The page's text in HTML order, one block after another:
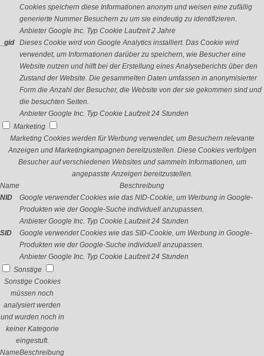
Cookies speichern diese Informationen anonym und weisen eine zufällig
generierte Nummer Besuchern zu um sie eindeutig zu identifizieren.
Anbieter Google Inc. Typ Cookie Laufzeit 2 Jahre
_gid
Dieses Cookie wird von Google Analytics installiert. Das Cookie wird
verwendet, um Informationen darüber zu speichern, wie Besucher eine
Website nutzen und hilft bei der Erstellung eines Analyseberichts über den
Zustand der Website. Die gesammelten Daten umfassen in anonymisierter
Form die Anzahl der Besucher, die Website von der sie gekommen sind und
die besuchten Seiten.
Anbieter Google Inc. Typ Cookie Laufzeit 24 Stunden
Marketing
Marketing Cookies werden für Werbung verwendet, um Besuchern relevante
Anzeigen und Marketingkampagnen bereitzustellen. Diese Cookies verfolgen
Besucher auf verschiedenen Websites und sammeln Informationen, um
angepasste Anzeigen bereitzustellen.
Name
Beschreibung
NID
Google verwendet Cookies wie das NID-Cookie, um Werbung in Google-
Produkten wie der Google-Suche individuell anzupassen.
Anbieter Google Inc. Typ Cookie Laufzeit 24 Stunden
SID
Google verwendet Cookies wie das SID-Cookie, um Werbung in Google-
Produkten wie der Google-Suche individuell anzupassen.
Anbieter Google Inc. Typ Cookie Laufzeit 24 Stunden
Sonstige
Sonstige Cookies
müssen noch
analysiert werden
und wurden noch in
keiner Kategorie
eingestuft.
NameBeschreibung